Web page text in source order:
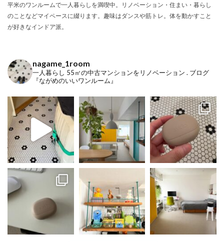
平米のワンルームで一人暮らしを満喫中。リノベーション・住まい・暮らし
のことなどマイペースに綴ります。趣味はダンスや筋トレ。体を動かすこと
が好きなインドア派。
nagame_1room
一人暮らし 55㎡の中古マンションをリノベーション . ブログ
『ながめのいいワンルーム』